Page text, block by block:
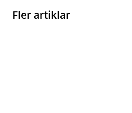
Fler artiklar